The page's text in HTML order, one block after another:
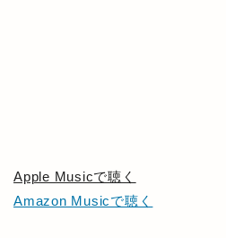
Apple Musicで聴く
Amazon Musicで聴く